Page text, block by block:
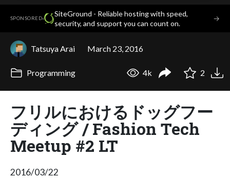
SPONSORED·
SiteGround - Reliable hosting with speed,
security, and support you can count on.
→
Tatsuya Arai March 23, 2016
Programming 4k 2
フリルにおけるドッグフー
ディング / Fashion Tech
Meetup #2 LT
2016/03/22